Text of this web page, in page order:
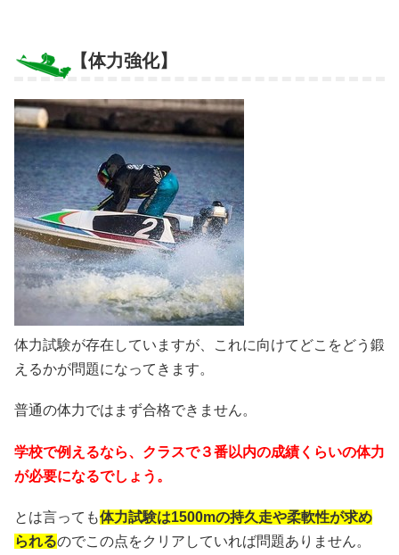
【体力強化】
体力試験が存在していますが、これに向けてどこをどう鍛
えるかが問題になってきます。
普通の体力ではまず合格できません。
学校で例えるなら、クラスで３番以内の成績くらいの体力
が必要になるでしょう。
とは言っても体力試験は1500mの持久走や柔軟性が求め
られるのでこの点をクリアしていれば問題ありません。